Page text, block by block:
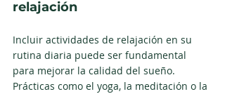
relajación
Incluir actividades de relajación en su
rutina diaria puede ser fundamental
para mejorar la calidad del sueño.
Prácticas como el yoga, la meditación o la